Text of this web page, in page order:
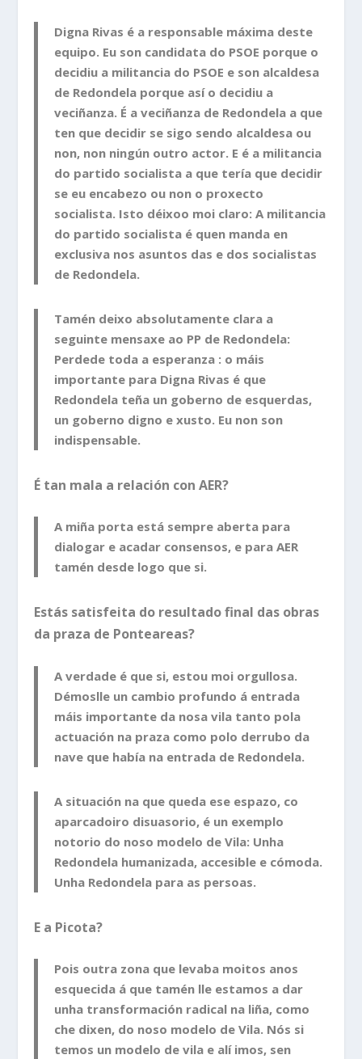
Digna Rivas é a responsable máxima deste
equipo. Eu son candidata do PSOE porque o
decidiu a militancia do PSOE e son alcaldesa
de Redondela porque así o decidiu a
veciñanza. É a veciñanza de Redondela a que
ten que decidir se sigo sendo alcaldesa ou
non, non ningún outro actor. E é a militancia
do partido socialista a que tería que decidir
se eu encabezo ou non o proxecto
socialista. Isto déixoo moi claro: A militancia
do partido socialista é quen manda en
exclusiva nos asuntos das e dos socialistas
de Redondela.
Tamén deixo absolutamente clara a
seguinte mensaxe ao PP de Redondela:
Perdede toda a esperanza : o máis
importante para Digna Rivas é que
Redondela teña un goberno de esquerdas,
un goberno digno e xusto. Eu non son
indispensable.
É tan mala a relación con AER?
A miña porta está sempre aberta para
dialogar e acadar consensos, e para AER
tamén desde logo que si.
Estás satisfeita do resultado final das obras
da praza de Ponteareas?
A verdade é que si, estou moi orgullosa.
Démoslle un cambio profundo á entrada
máis importante da nosa vila tanto pola
actuación na praza como polo derrubo da
nave que había na entrada de Redondela.
A situación na que queda ese espazo, co
aparcadoiro disuasorio, é un exemplo
notorio do noso modelo de Vila: Unha
Redondela humanizada, accesible e cómoda.
Unha Redondela para as persoas.
E a Picota?
Pois outra zona que levaba moitos anos
esquecida á que tamén lle estamos a dar
unha transformación radical na liña, como
che dixen, do noso modelo de Vila. Nós si
temos un modelo de vila e alí imos, sen